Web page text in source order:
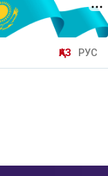
ҚАЗ РУС